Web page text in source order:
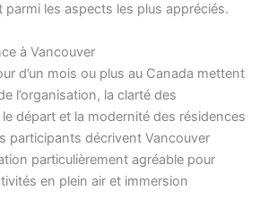
parmi les aspects les plus appréciés.
à Vancouver
d’un mois ou plus au Canada mettent
l’organisation, la clarté des
départ et la modernité des résidences
participants décrivent Vancouver
particulièrement agréable pour
en plein air et immersion